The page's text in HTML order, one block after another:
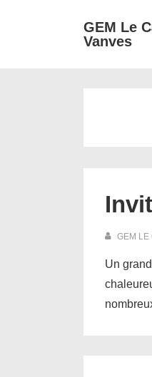
GEM Le
Vanves
GEM LE
Un